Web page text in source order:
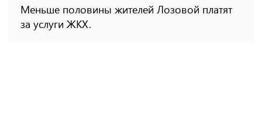
Меньше половины жителей Лозовой платят
за услуги ЖКХ.